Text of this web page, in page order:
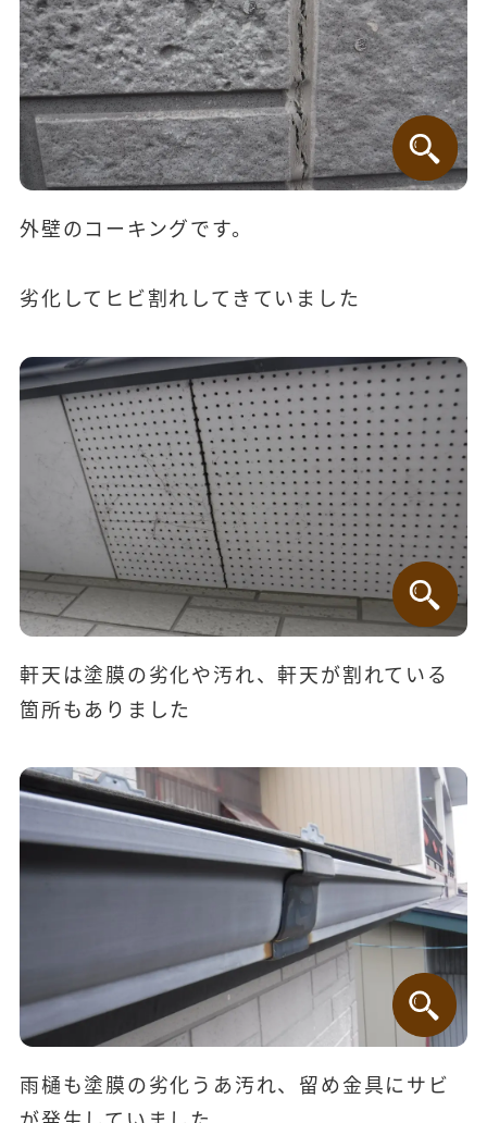
外壁のコーキングです。
劣化してヒビ割れしてきていました
軒天は塗膜の劣化や汚れ、軒天が割れている
箇所もありました
雨樋も塗膜の劣化うあ汚れ、留め金具にサビ